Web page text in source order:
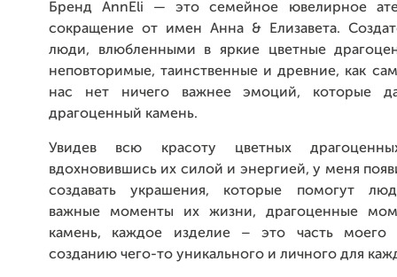
Бренд AnnEli — это семейное ювелирное
сокращение от имен Анна & Елизавета.
люди, влюбленными в яркие цветные
неповторимые, таинственные и древние, как
нас нет ничего важнее эмоций, которые
драгоценный камень.
Увидев всю красоту цветных
вдохновившись их силой и энергией, у меня
создавать украшения, которые помогут
важные моменты их жизни, драгоценные
камень, каждое изделие – это часть моего
созданию чего-то уникального и личного для